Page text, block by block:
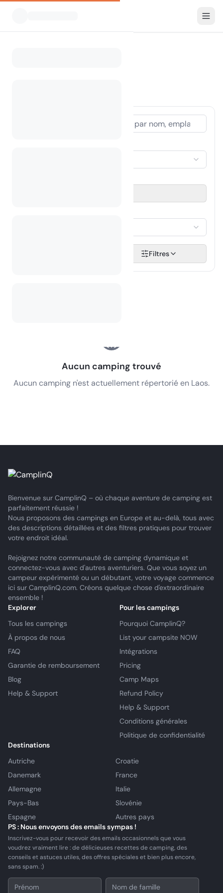
Filtres
Aucun camping trouvé
Aucun camping n'est actuellement répertorié en Laos.
Bienvenue sur CamplinQ – où chaque aventure de camping est
parfaitement réussie !
Nous proposons des campings en Europe et au-delà, tous avec
des descriptions détaillées et des filtres pratiques pour trouver
votre endroit idéal.
Rejoignez notre communauté de camping dynamique et
connectez-vous avec d'autres aventuriers. Que vous soyez un
campeur expérimenté ou un débutant, votre voyage commence
ici sur CamplinQ.com. Créons quelque chose d'extraordinaire
ensemble !
Explorer
Tous les campings
À propos de nous
FAQ
Garantie de remboursement
Blog
Help & Support
Pour les campings
Pourquoi CamplinQ?
List your campsite NOW
Intégrations
Pricing
Camp Maps
Refund Policy
Help & Support
Conditions générales
Politique de confidentialité
Destinations
Autriche
Croatie
Danemark
France
Allemagne
Italie
Pays-Bas
Slovénie
Espagne
Autres pays
PS : Nous envoyons des emails sympas !
Inscrivez-vous pour recevoir des emails occasionnels que vous
voudrez vraiment lire : de délicieuses recettes de camping, des
conseils et astuces utiles, des offres spéciales et bien plus encore,
sans spam. :)